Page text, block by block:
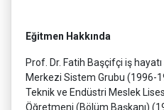
Eğitmen Hakkında
Prof. Dr. Fatih Başçifçi iş hayatı
Merkezi Sistem Grubu (1996-
Teknik ve Endüstri Meslek
Öğretmeni (Bölüm Başkanı)